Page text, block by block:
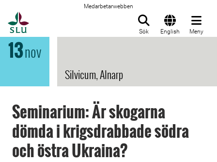
Medarbetarwebben
Sök English Meny
13nov
Silvicum, Alnarp
Seminarium: Är skogarna
dömda i krigsdrabbade södra
och östra Ukraina?